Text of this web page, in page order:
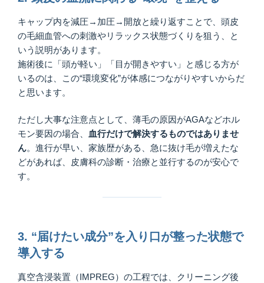
キャップ内を減圧→加圧→開放と繰り返すことで、頭皮
の毛細血管への刺激やリラックス状態づくりを狙う、と
いう説明があります。
施術後に「頭が軽い」「目が開きやすい」と感じる方が
いるのは、この“環境変化”が体感につながりやすいからだ
と思います。
ただし大事な注意点として、薄毛の原因がAGAなどホル
モン要因の場合、
血行だけで解決するものではありませ
ん。進行が早い、家族歴がある、急に抜け毛が増えたな
どがあれば、皮膚科の診断・治療と並行するのが安心で
す。
3. “届けたい成分”を入り口が整った状態で
導入する
真空含浸装置（IMPREG）の工程では、クリーニング後